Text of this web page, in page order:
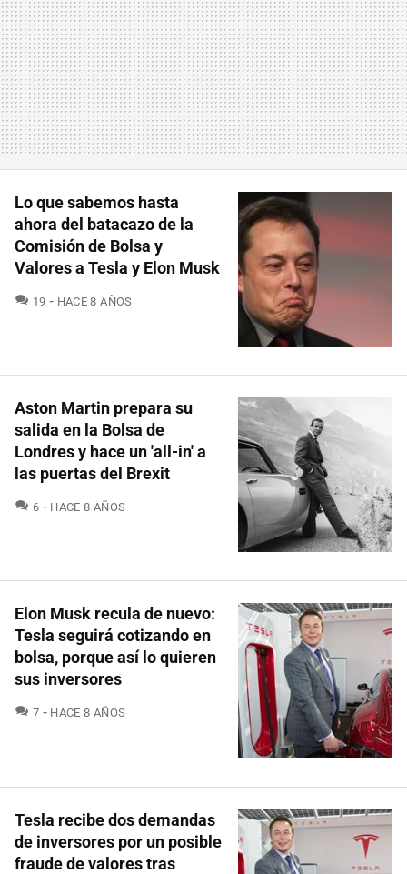
Lo que sabemos hasta
ahora del batacazo de la
Comisión de Bolsa y
Valores a Tesla y Elon Musk
19 COMENTARIOS
HACE 8 AÑOS
Aston Martin prepara su
salida en la Bolsa de
Londres y hace un 'all-in' a
las puertas del Brexit
6 COMENTARIOS
HACE 8 AÑOS
Elon Musk recula de nuevo:
Tesla seguirá cotizando en
bolsa, porque así lo quieren
sus inversores
7 COMENTARIOS
HACE 8 AÑOS
Tesla recibe dos demandas
de inversores por un posible
fraude de valores tras